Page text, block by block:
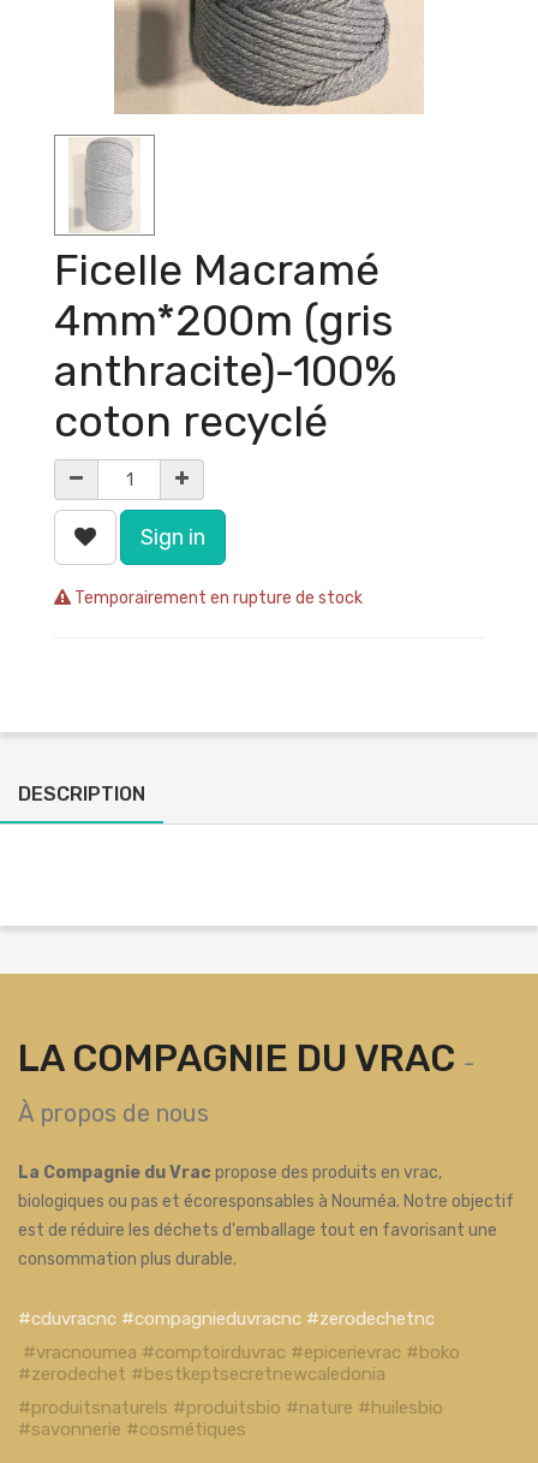
Ficelle Macramé
4mm*200m (gris
anthracite)-100%
coton recyclé
Sign in
Temporairement en rupture de stock
DESCRIPTION
LA COMPAGNIE DU VRAC -
À propos de nous
La Compagnie du Vrac propose des produits en vrac,
biologiques ou pas et écoresponsables à Nouméa. Notre objectif
est de réduire les déchets d'emballage tout en favorisant une
consommation plus durable.
#cduvracnc #compagnieduvracnc #zerodechetnc
#vracnoumea #comptoirduvrac #epicerievrac #boko
#zerodechet #bestkeptsecretnewcaledonia
#produitsnaturels #produitsbio #nature #huilesbio
#savonnerie #cosmétiques